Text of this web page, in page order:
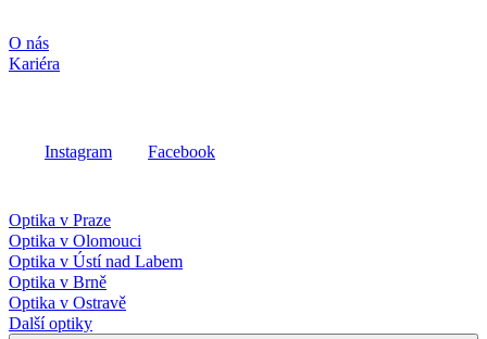
O nás
Kariéra
Instagram Facebook
Optika v Praze
Optika v Olomouci
Optika v Ústí nad Labem
Optika v Brně
Optika v Ostravě
Další optiky